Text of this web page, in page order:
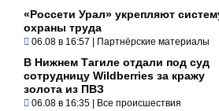
«Россети Урал» укрепляют
охраны труда
06.08 в 16:57 | Партнёрские материалы
В Нижнем Тагиле отдали под суд
сотрудницу Wildberries за кражу
золота из ПВЗ
06.08 в 16:35 | Все происшествия